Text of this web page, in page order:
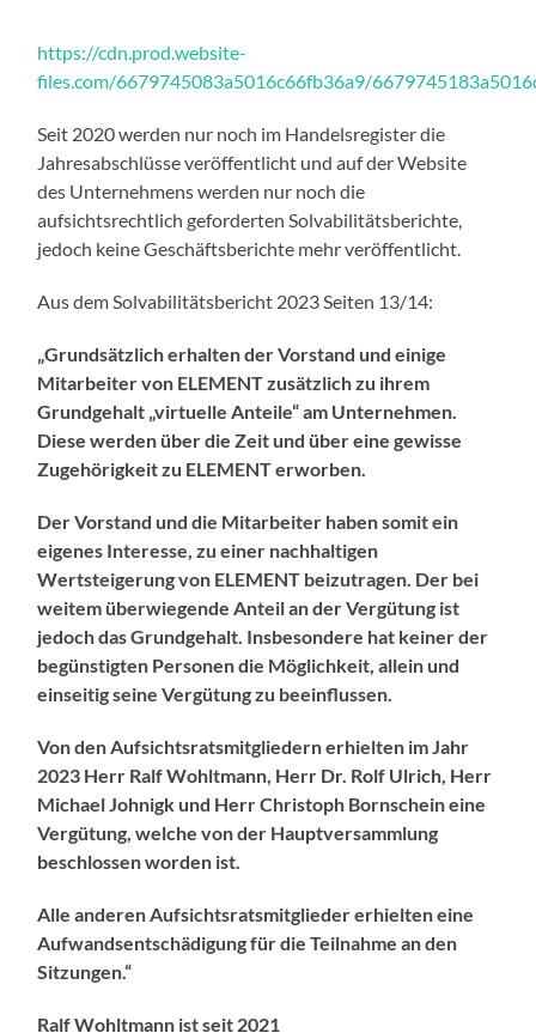
https://cdn.prod.website-
files.com/6679745083a5016c66fb36a9/
Seit 2020 werden nur noch im Handelsregister die
Jahresabschlüsse veröffentlicht und auf der Website
des Unternehmens werden nur noch die
aufsichtsrechtlich geforderten Solvabilitätsberichte,
jedoch keine Geschäftsberichte mehr veröffentlicht.
Aus dem Solvabilitätsbericht 2023 Seiten 13/14:
„Grundsätzlich erhalten der Vorstand und einige
Mitarbeiter von ELEMENT zusätzlich zu ihrem
Grundgehalt „virtuelle Anteile“ am Unternehmen.
Diese werden über die Zeit und über eine gewisse
Zugehörigkeit zu ELEMENT erworben.
Der Vorstand und die Mitarbeiter haben somit ein
eigenes Interesse, zu einer nachhaltigen
Wertsteigerung von ELEMENT beizutragen. Der bei
weitem überwiegende Anteil an der Vergütung ist
jedoch das Grundgehalt. Insbesondere hat keiner der
begünstigten Personen die Möglichkeit, allein und
einseitig seine Vergütung zu beeinflussen.
Von den Aufsichtsratsmitgliedern erhielten im Jahr
2023 Herr Ralf Wohltmann, Herr Dr. Rolf Ulrich, Herr
Michael Johnigk und Herr Christoph Bornschein eine
Vergütung, welche von der Hauptversammlung
beschlossen worden ist.
Alle anderen Aufsichtsratsmitglieder erhielten eine
Aufwandsentschädigung für die Teilnahme an den
Sitzungen.“
Ralf Wohltmann ist seit 2021